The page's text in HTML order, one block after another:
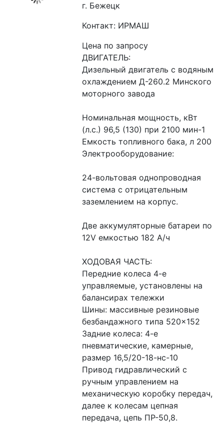
г. Бежецк
Контакт: ИРМАШ
Цена по запросу
ДВИГАТЕЛЬ:
Дизельный двигатель с водяным
охлаждением Д-260.2 Минского
моторного завода
Номинальная мощность, кВт
(л.с.) 96,5 (130) при 2100 мин-1
Емкость топливного бака, л 200
Электрооборудование:
24-вольтовая однопроводная
система с отрицательным
заземлением на корпус.
Две аккумуляторные батареи по
12V емкостью 182 А/ч
ХОДОВАЯ ЧАСТЬ:
Передние колеса 4-е
управляемые, установлены на
балансирах тележки
Шины: массивные резиновые
безбандажного типа 520×152
Задние колеса: 4-е
пневматические, камерные,
размер 16,5/20-18-нс-10
Привод гидравлический с
ручным управлением на
механическую коробку передач,
далее к колесам цепная
передача, цепь ПР-50,8.